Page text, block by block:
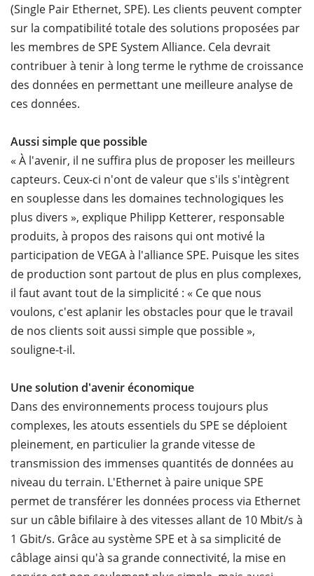
(Single Pair Ethernet, SPE). Les clients peuvent compter
sur la compatibilité totale des solutions proposées par
les membres de SPE System Alliance. Cela devrait
contribuer à tenir à long terme le rythme de croissance
des données en permettant une meilleure analyse de
ces données.
Aussi simple que possible
« À l'avenir, il ne suffira plus de proposer les meilleurs
capteurs. Ceux-ci n'ont de valeur que s'ils s'intègrent
en souplesse dans les domaines technologiques les
plus divers », explique Philipp Ketterer, responsable
produits, à propos des raisons qui ont motivé la
participation de VEGA à l'alliance SPE. Puisque les sites
de production sont partout de plus en plus complexes,
il faut avant tout de la simplicité : « Ce que nous
voulons, c'est aplanir les obstacles pour que le travail
de nos clients soit aussi simple que possible »,
souligne-t-il.
Une solution d'avenir économique
Dans des environnements process toujours plus
complexes, les atouts essentiels du SPE se déploient
pleinement, en particulier la grande vitesse de
transmission des immenses quantités de données au
niveau du terrain. L'Ethernet à paire unique SPE
permet de transférer les données process via Ethernet
sur un câble bifilaire à des vitesses allant de 10 Mbit/s à
1 Gbit/s. Grâce au système SPE et à sa simplicité de
câblage ainsi qu'à sa grande connectivité, la mise en